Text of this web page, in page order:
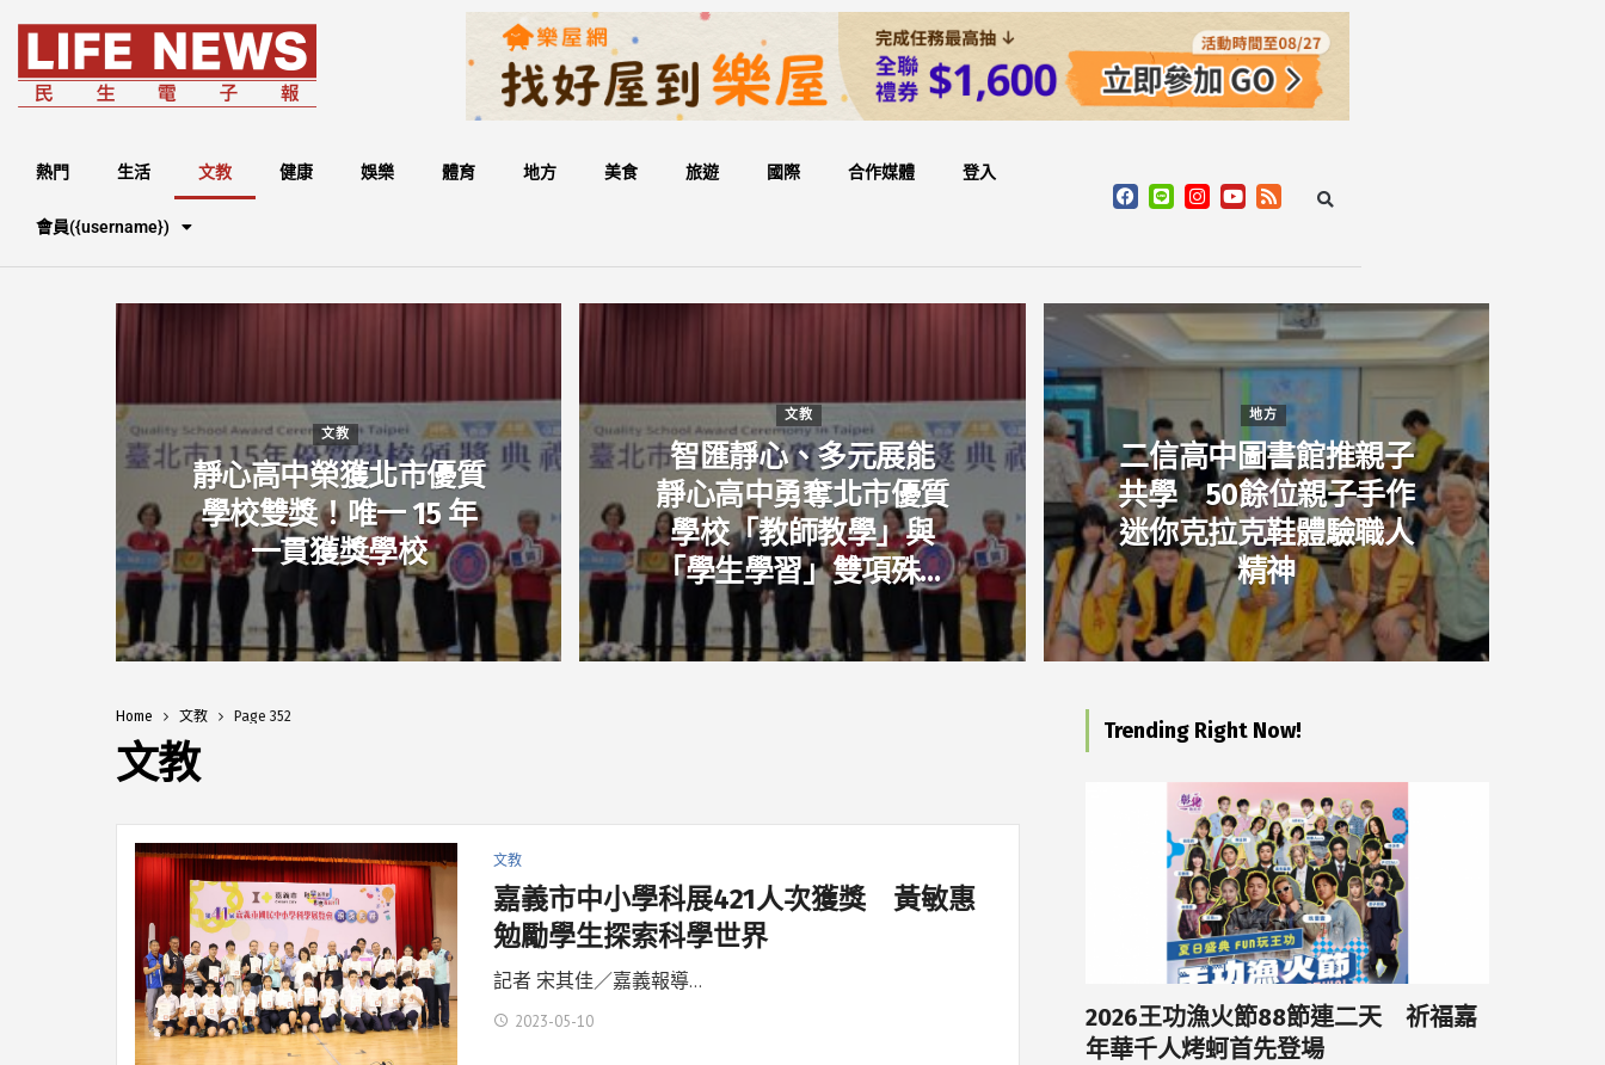
熱門 生活 文教 健康 娛樂 體育 地方 美食 旅遊 國際 合作媒體 登入
會員({username})
文教
靜心高中榮獲北市優質
學校雙獎！唯一 15 年
一貫獲獎學校
文教
智匯靜心、多元展能
靜心高中勇奪北市優質
學校「教師教學」與
「學生學習」雙項殊榮
唯一15年一貫獲獎學校
地方
二信高中圖書館推親子
共學 50餘位親子手作
迷你克拉克鞋體驗職人
精神
Home 文教 Page 352
文教
文教
嘉義市中小學科展421人次獲獎 黃敏惠
勉勵學生探索科學世界
記者 宋其佳／嘉義報導…
2023-05-10
Trending Right Now!
2026王功漁火節88節連二天 祈福嘉
年華千人烤蚵首先登場